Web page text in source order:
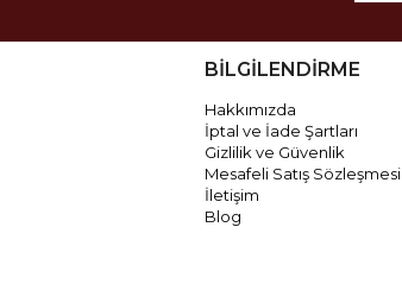
BİLGİLENDİRME
Hakkımızda
İptal ve İade Şartları
Gizlilik ve Güvenlik
Mesafeli Satış Sözleşmesi
İletişim
Blog